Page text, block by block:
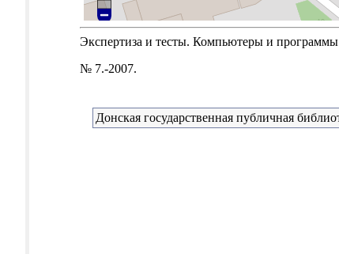
Экспертиза и тесты. Компьютеры и
№ 7.-2007.
Донская государственная публичная